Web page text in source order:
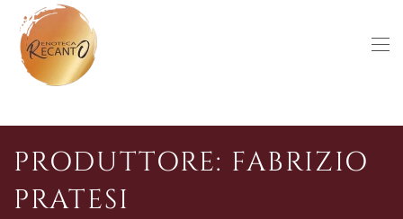
Skip to main content
PRODUTTORE: FABRIZIO
PRATESI